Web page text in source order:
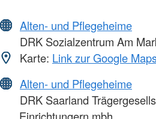
Alten- und Pflegeheime
DRK Sozialzentrum Am
Karte: Link zur Google
Alten- und Pflegeheime
DRK Saarland